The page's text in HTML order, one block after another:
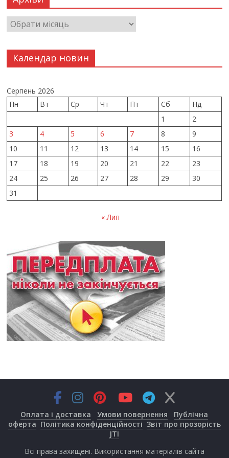
Календар новин
Серпень 2026
Пн
Вт Ср Чт Пт Сб
Нд
1
2
3
4 5 6 7 8
9
10
11 12 13 14 15
16
17
18 19 20 21 22
23
24
25 26 27 28 29
30
31
« Лип
Оплата і доставка Умови повернення
Публічна
оферта Політика конфіденційності Звіт про прозорість
JTI
Всі права захищені. Використання матеріалів сайта